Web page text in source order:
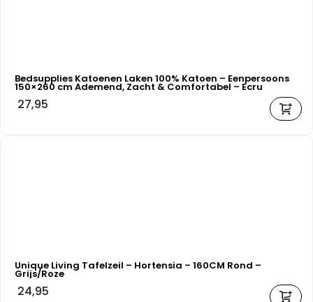
Bedsupplies Katoenen Laken 100% Katoen – Eenpersoons
150×260 cm Ademend, Zacht & Comfortabel – Ecru
27,95
Unique Living Tafelzeil – Hortensia – 160CM Rond –
Grijs/Roze
24,95